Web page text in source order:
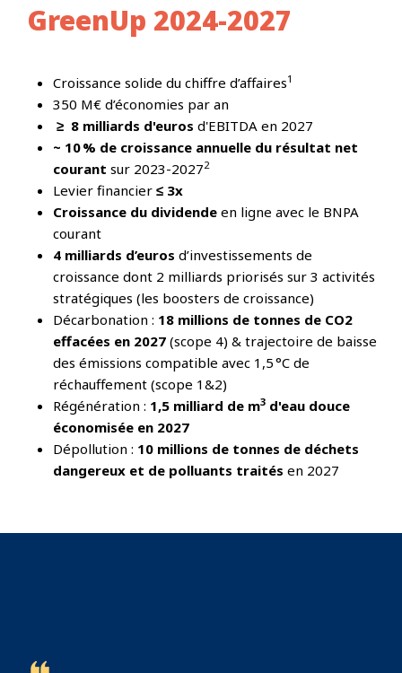
GreenUp 2024-2027
Croissance solide du chiffre d’affaires1
350 M€ d’économies par an
≥ 8 milliards d'euros d'EBITDA en 2027
~ 10 % de croissance annuelle du résultat net
courant sur 2023-20272
Levier financier ≤ 3x
Croissance du dividende en ligne avec le BNPA
courant
4 milliards d’euros d’investissements de
croissance dont 2 milliards priorisés sur 3 activités
stratégiques (les boosters de croissance)
Décarbonation : 18 millions de tonnes de CO2
effacées en 2027 (scope 4) & trajectoire de baisse
des émissions compatible avec 1,5 °C de
réchauffement (scope 1&2)
Régénération : 1,5 milliard de m3 d'eau douce
économisée en 2027
Dépollution : 10 millions de tonnes de déchets
dangereux et de polluants traités en 2027